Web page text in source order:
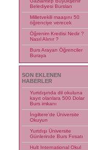
Belediyesi Bursları
Milletvekili maaşını 50
öğrenciye verecek
Öğrenim Kredisi Nedir ?
Nasıl Alınır ?
Burs Arayan Öğrenciler
Buraya
SON EKLENEN
HABERLER
Yurtdışında dil okuluna
kayıt olanlara 500 Dolar
Burs imkanı
İngiltere'de Üniversite
Okuyun
Yurtdışı Üniversite
Günlerinde Burs Fırsatı
Hult International Okul